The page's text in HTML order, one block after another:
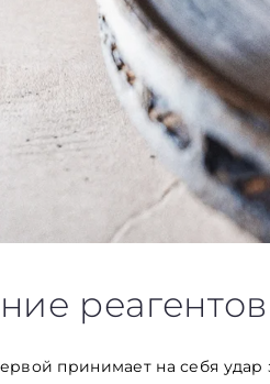
принимает на себя